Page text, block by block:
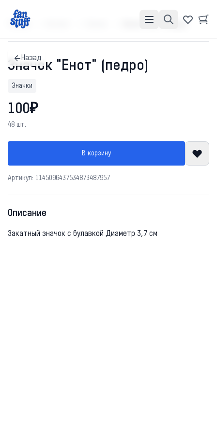
Главная Значок "Енот" (педро)
Назад
Значок "Енот" (педро)
Значки
100₽
48 шт.
В корзину
Артикул: 1145096437534873487957
Описание
Закатный значок с булавкой Диаметр 3,7 см